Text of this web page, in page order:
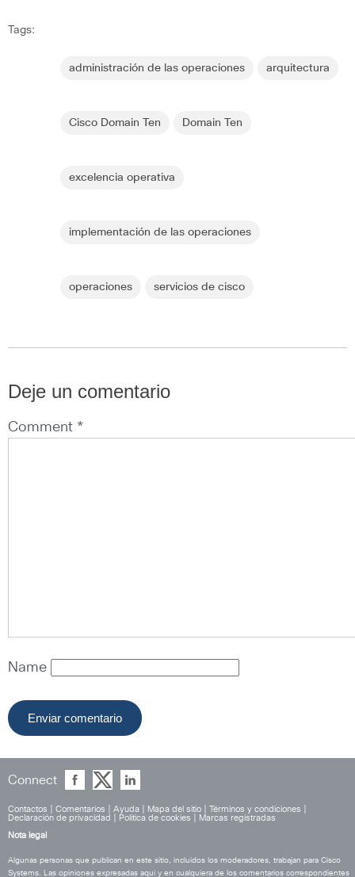
Tags:
administración de las operaciones arquitectura
Cisco Domain Ten Domain Ten
excelencia operativa
implementación de las operaciones
operaciones servicios de cisco
Deje un comentario
Comment *
Name
Connect
Contactos Comentarios Ayuda Mapa del sitio Términos y condiciones
Declaración de privacidad
Política de cookies
Marcas registradas
Nota legal
Algunas personas que publican en este sitio, incluidos los moderadores, trabajan para Cisco
Systems. Las opiniones expresadas aquí y en cualquiera de los comentarios correspondientes